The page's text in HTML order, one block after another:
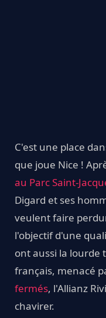
C'est une place
que joue Nice !
au Parc Saint-
Digard et ses
veulent faire
l'objectif d'une
ont aussi la lourde
français, menacé
fermés, l'Allianz
chavirer.